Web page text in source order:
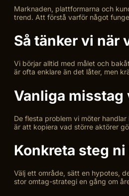
Marknaden, plattformarna och
trend. Att förstå varför något
Så tänker vi när
Vi börjar alltid med målet och
är ofta enklare än det låter, men
Vanliga misstag
De flesta problem vi möter
är att kopiera vad större aktörer
Konkreta steg
Välj ett område, sätt en hypotes,
stor omtag-strategi en gång om